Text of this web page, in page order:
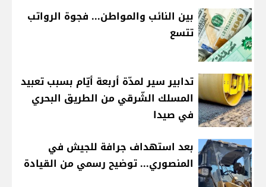
بين النائب والمواطن... فجوة الرواتب
تتسع
تدابير سير لمدّة أربعة أيّام بسبب تعبيد
المسلك الشّرقي من الطريق البحري
في صيدا
بعد استهداف جرافة للجيش في
المنصوري... توضيح رسمي من القيادة